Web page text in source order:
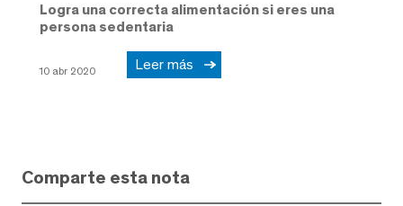
Logra una correcta alimentación si eres una
persona sedentaria
10 abr 2020 Leer más
Comparte esta nota